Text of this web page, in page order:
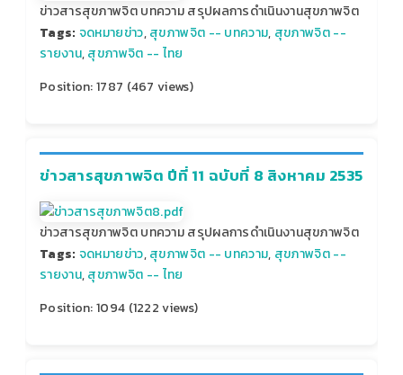
ข่าวสารสุขภาพจิต บทความ สรุปผลการดำเนินงานสุขภาพจิต
Tags: จดหมายข่าว,สุขภาพจิต -- บทความ, สุขภาพจิต --
รายงาน,สุขภาพจิต -- ไทย
Position:1787 (467 views)
ข่าวสารสุขภาพจิต ปีที่ 11 ฉบับที่ 8 สิงหาคม 2535
ข่าวสารสุขภาพจิต บทความ สรุปผลการดำเนินงานสุขภาพจิต
Tags: จดหมายข่าว,สุขภาพจิต -- บทความ, สุขภาพจิต --
รายงาน,สุขภาพจิต -- ไทย
Position:1094 (1222views)